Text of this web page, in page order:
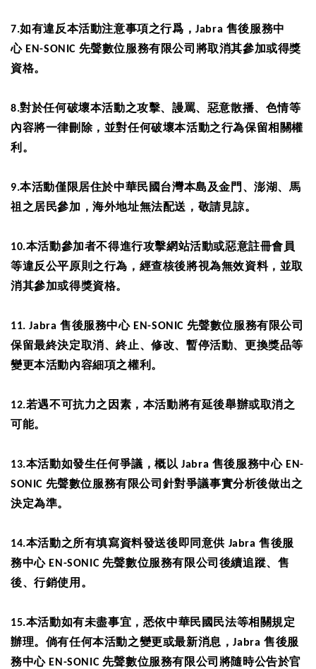
7.如有違反本活動注意事項之行爲，Jabra 售後服務中
心EN-SONIC 先聲數位服務有限公司將取消其參加或得獎
資格。
8.對於任何破壞本活動之攻擊、謾罵、惡意散播、色情等
內容將一律刪除，並對任何破壞本活動之行為保留相關權
利。
9.本活動僅限居住於中華民國台灣本島及金門、澎湖、馬
祖之居民參加，海外地址無法配送，敬請見諒。
10.本活動參加者不得進行攻擊網站活動或惡意註冊會員
等違反公平原則之行為，經查核後將視為無效資料，並取
消其參加或得獎資格。
11. Jabra 售後服務中心EN-SONIC 先聲數位服務有限公司
保留最終決定取消、終止、修改、暫停活動、更換獎品等
變更本活動內容細項之權利。
12.若遇不可抗力之因素，本活動將有延後舉辦或取消之
可能。
13.本活動如發生任何爭議，概以 Jabra 售後服務中心EN-
SONIC 先聲數位服務有限公司針對爭議事實分析後做出之
決定為準。
14.本活動之所有填寫資料發送後即同意供 Jabra售後服
務中心EN-SONIC 先聲數位服務有限公司後續追蹤、售
後、行銷使用。
15.本活動如有未盡事宜，悉依中華民國民法等相關規定
辦理。倘有任何本活動之變更或最新消息，Jabra售後服
務中心EN-SONIC 先聲數位服務有限公司將隨時公告於官